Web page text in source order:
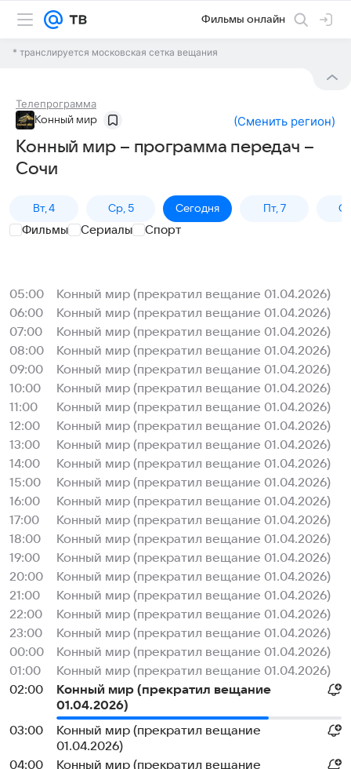
Фильмы онлайн
* транслируется московская сетка вещания
Телепрограмма
Конный мир (Сменить регион)
Конный мир – программа передач –
Сочи
Вт, 4 Ср, 5 Сегодня Пт, 7
Фильмы Сериалы Спорт
05:00
Конный мир (прекратил вещание 01.04.2026)
06:00
Конный мир (прекратил вещание 01.04.2026)
07:00
Конный мир (прекратил вещание 01.04.2026)
08:00
Конный мир (прекратил вещание 01.04.2026)
09:00
Конный мир (прекратил вещание 01.04.2026)
10:00
Конный мир (прекратил вещание 01.04.2026)
11:00
Конный мир (прекратил вещание 01.04.2026)
12:00
Конный мир (прекратил вещание 01.04.2026)
13:00
Конный мир (прекратил вещание 01.04.2026)
14:00
Конный мир (прекратил вещание 01.04.2026)
15:00
Конный мир (прекратил вещание 01.04.2026)
16:00
Конный мир (прекратил вещание 01.04.2026)
17:00
Конный мир (прекратил вещание 01.04.2026)
18:00
Конный мир (прекратил вещание 01.04.2026)
19:00
Конный мир (прекратил вещание 01.04.2026)
20:00
Конный мир (прекратил вещание 01.04.2026)
21:00
Конный мир (прекратил вещание 01.04.2026)
22:00
Конный мир (прекратил вещание 01.04.2026)
23:00
Конный мир (прекратил вещание 01.04.2026)
00:00
Конный мир (прекратил вещание 01.04.2026)
01:00
Конный мир (прекратил вещание 01.04.2026)
02:00
Конный мир (прекратил вещание
01.04.2026)
03:00
Конный мир (прекратил вещание
01.04.2026)
04:00
Конный мир (прекратил вещание